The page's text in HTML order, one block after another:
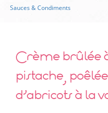
Sauces & Condiments
Crème brûlée
pistache, poêlée
d’abricots à la